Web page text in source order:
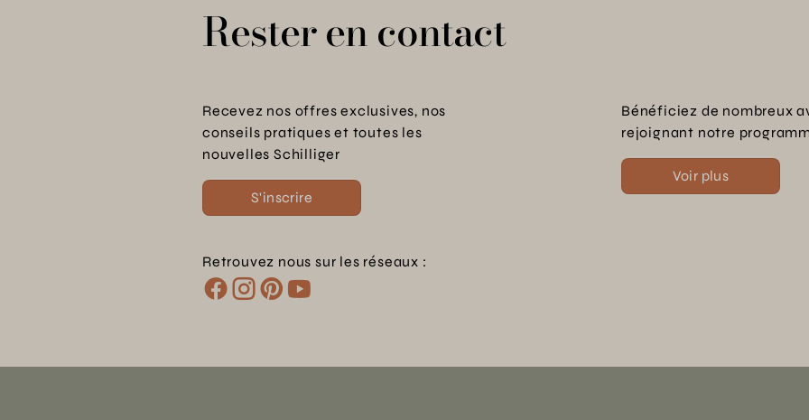
Rester en contact
Recevez nos offres exclusives, nos
conseils pratiques et toutes les
nouvelles Schilliger
S'inscrire
Bénéficiez de nombreux
rejoignant notre
Voir plus
Retrouvez nous sur les réseaux :